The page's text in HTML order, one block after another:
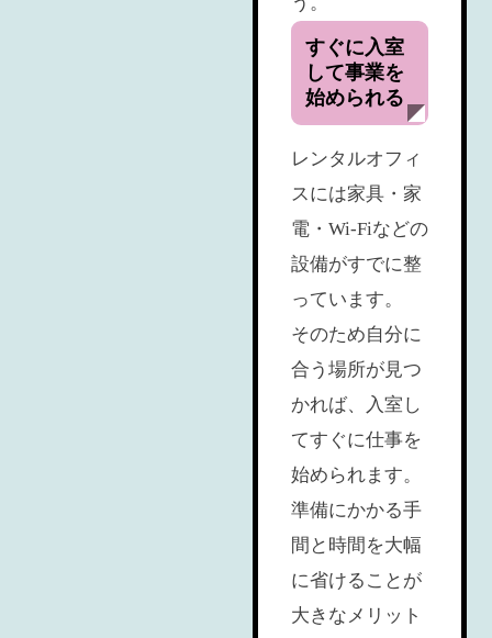
すぐに入室
して事業を
始められる
レンタルオフィ
スには家具・家
電・Wi-Fiなどの
設備がすでに整
っています。
そのため自分に
合う場所が見つ
かれば、入室し
てすぐに仕事を
始められます。
準備にかかる手
間と時間を大幅
に省けることが
大きなメリット